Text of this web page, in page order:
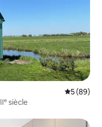
Note
5 (89)
siècle